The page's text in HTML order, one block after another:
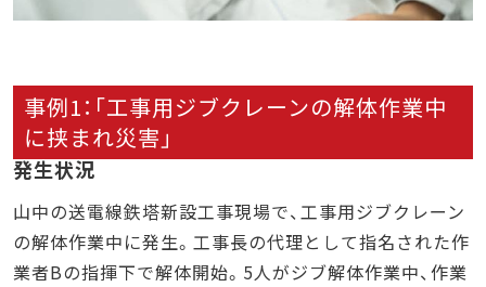
事例1：「工事用ジブクレーンの解体作業中
に挟まれ災害」
発生状況
山中の送電線鉄塔新設工事現場で、工事用ジブクレーン
の解体作業中に発生。工事長の代理として指名された作
業者Bの指揮下で解体開始。5人がジブ解体作業中、作業